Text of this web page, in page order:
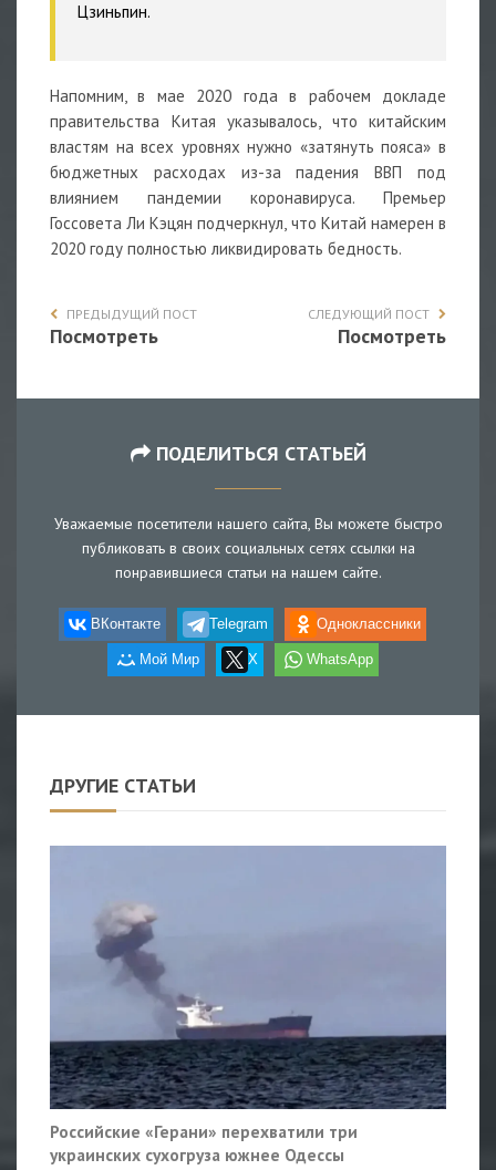
Цзиньпин.
Напомним, в мае 2020 года в рабочем докладе
правительства Китая указывалось, что китайским
властям на всех уровнях нужно «затянуть пояса» в
бюджетных расходах из-за падения ВВП под
влиянием пандемии коронавируса. Премьер
Госсовета Ли Кэцян подчеркнул, что Китай намерен в
2020 году полностью ликвидировать бедность.
ПРЕДЫДУЩИЙ ПОСТ
Посмотреть
СЛЕДУЮЩИЙ ПОСТ
Посмотреть
ПОДЕЛИТЬСЯ СТАТЬЕЙ
Уважаемые посетители нашего сайта, Вы можете быстро
публиковать в своих социальных сетях ссылки на
понравившиеся статьи на нашем сайте.
ВКонтакте Telegram Одноклассники
Мой Мир X WhatsApp
ДРУГИЕ СТАТЬИ
Российские «Герани» перехватили три
украинских сухогруза южнее Одессы